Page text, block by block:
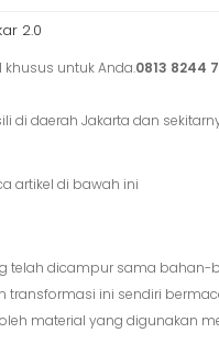
2.0
untuk Anda.0813 8244
di daerah Jakarta dan
artikel di bawah ini
telah dicampur sama bahan-
transformasi ini sendiri
material yang digunakan